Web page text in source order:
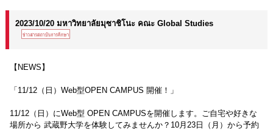
2023/10/20 มหาวิทยาลัยมุซาชิโนะ คณะ Global Studies
【NEWS】
「11/12（日）Web型OPEN CAMPUS 開催！」
11/12（日）にWeb型 OPEN CAMPUSを開催します。ご自宅や好きな
場所から 武蔵野大学を体験してみませんか？10月23日（月）から予約